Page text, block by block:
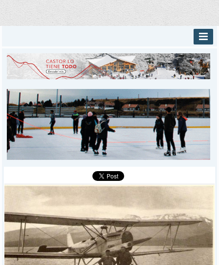
INICIO
PROVINCIALES
DEPORTES
POLICIALES
I-DIARIO
MÁS
BÚSQUEDA